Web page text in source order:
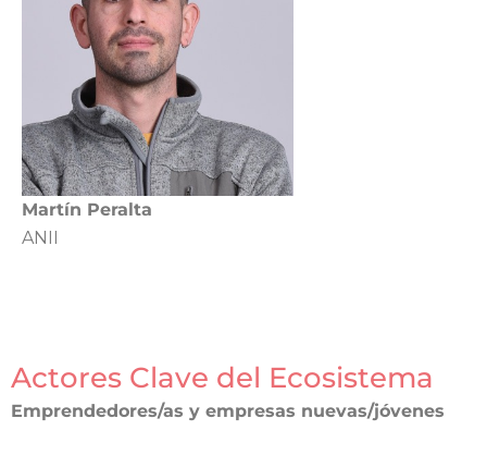
Martín Peralta
ANII
Actores Clave del Ecosistema
Emprendedores/as y empresas nuevas/jóvenes